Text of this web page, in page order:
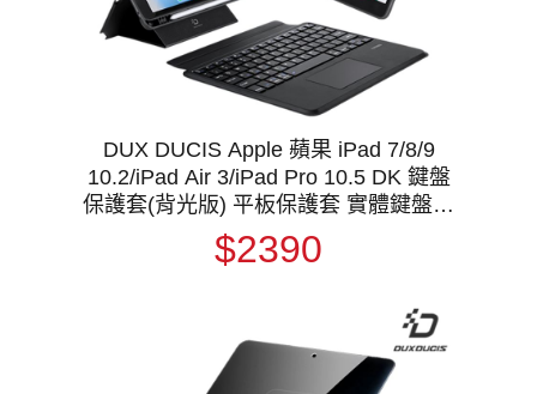
DUX DUCIS Apple 蘋果 iPad 7/8/9
10.2/iPad Air 3/iPad Pro 10.5 DK 鍵盤
保護套(背光版) 平板保護套 實體鍵盤套
磁吸保護套 注音 倉頡
$2390